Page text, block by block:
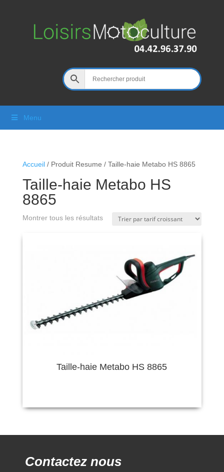
Menu
Accueil/ Produit Resume / Taille-haie Metabo HS 8865
Taille-haie Metabo HS
8865
Montrer tous les résultats
Taille-haie Metabo HS 8865
Contactez nous